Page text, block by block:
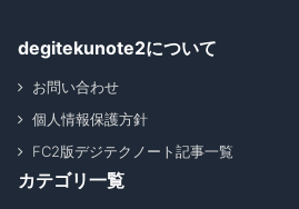
degitekunote2について
お問い合わせ
個人情報保護方針
FC2版デジテクノート記事一覧
カテゴリ一覧